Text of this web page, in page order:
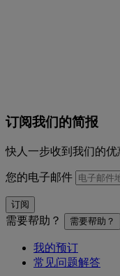
订阅我们的简报
快人一步收到我们的优
您的电子邮件
订阅
需要帮助？ 需要帮助？
我的预订
常见问题解答